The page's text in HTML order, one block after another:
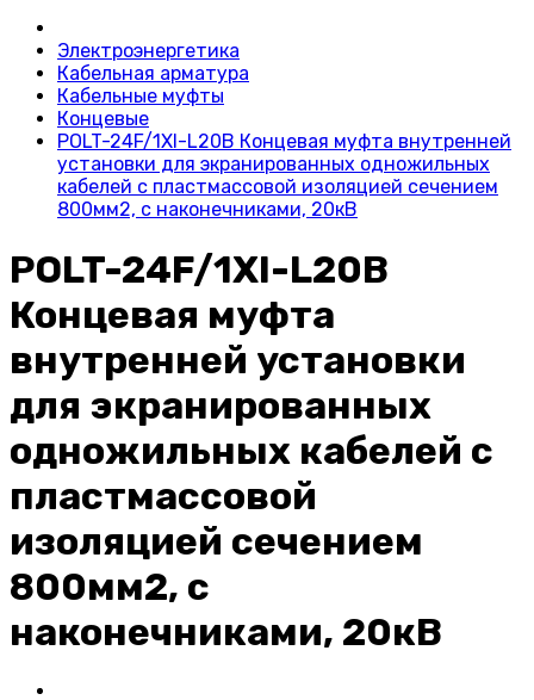
Электроэнергетика
Кабельная арматура
Кабельные муфты
Концевые
POLT-24F/1XI-L20B Концевая муфта внутренней
установки для экранированных одножильных
кабелей с пластмассовой изоляцией сечением
800мм2, с наконечниками, 20кВ
POLT-24F/1XI-L20B
Концевая муфта
внутренней установки
для экранированных
одножильных кабелей с
пластмассовой
изоляцией сечением
800мм2, с
наконечниками, 20кВ